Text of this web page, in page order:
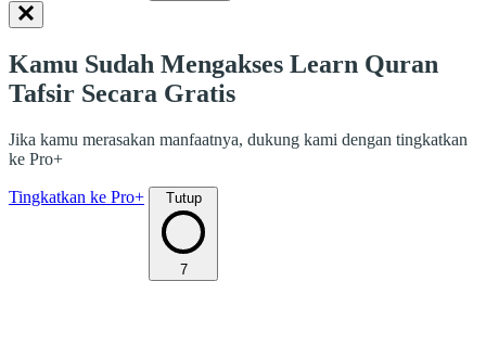
Kamu Sudah Mengakses Learn Quran
Tafsir Secara Gratis
Jika kamu merasakan manfaatnya, dukung kami dengan tingkatkan
ke Pro+
Tingkatkan ke Pro+ Tutup
7